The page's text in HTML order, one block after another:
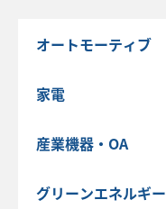
オートモーティブ
家電
産業機器・OA
グリーンエネルギー